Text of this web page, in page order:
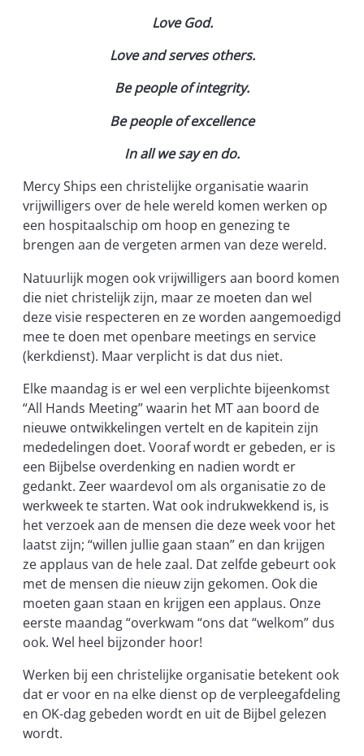
Love God.
Love and serves others.
Be people of integrity.
Be people of excellence
In all we say en do.
Mercy Ships een christelijke organisatie waarin
vrijwilligers over de hele wereld komen werken op
een hospitaalschip om hoop en genezing te
brengen aan de vergeten armen van deze wereld.
Natuurlijk mogen ook vrijwilligers aan boord komen
die niet christelijk zijn, maar ze moeten dan wel
deze visie respecteren en ze worden aangemoedigd
mee te doen met openbare meetings en service
(kerkdienst). Maar verplicht is dat dus niet.
Elke maandag is er wel een verplichte bijeenkomst
“All Hands Meeting” waarin het MT aan boord de
nieuwe ontwikkelingen vertelt en de kapitein zijn
mededelingen doet. Vooraf wordt er gebeden, er is
een Bijbelse overdenking en nadien wordt er
gedankt. Zeer waardevol om als organisatie zo de
werkweek te starten. Wat ook indrukwekkend is, is
het verzoek aan de mensen die deze week voor het
laatst zijn; “willen jullie gaan staan” en dan krijgen
ze applaus van de hele zaal. Dat zelfde gebeurt ook
met de mensen die nieuw zijn gekomen. Ook die
moeten gaan staan en krijgen een applaus. Onze
eerste maandag “overkwam “ons dat “welkom” dus
ook. Wel heel bijzonder hoor!
Werken bij een christelijke organisatie betekent ook
dat er voor en na elke dienst op de verpleegafdeling
en OK-dag gebeden wordt en uit de Bijbel gelezen
wordt.